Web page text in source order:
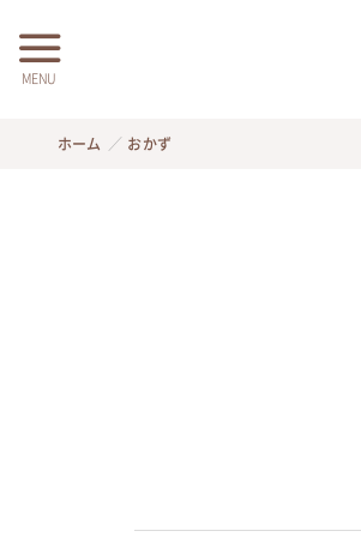
MENU
ホーム おかず